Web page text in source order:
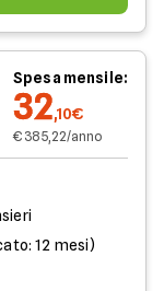
Spesa mensile:
32,10€
€ 385,22/anno
12 mesi)